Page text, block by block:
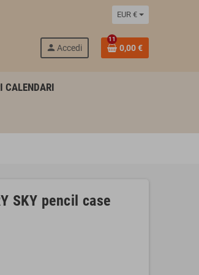
EUR €
person Accedi
11
0,00 €
CALENDARI
SKY pencil case